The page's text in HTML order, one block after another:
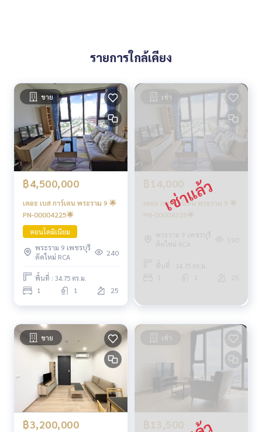
รายการใกล้เคียง
ขาย
฿4,500,000
เดอะ เบส การ์เดน พระราม 9 🌟
PN-00004225🌟
คอนโดมิเนียม
พระราม 9 เพชรบุรี
ตัดใหม่ RCA
240
พื้นที่ : 34.75 ตร.ม.
1 1 25
เช่า
฿14,000
เดอะ เบส การ์เดน พระราม 9 🌟
PN-00004225🌟
พระราม 9 เพชรบุรี
ตัดใหม่ RCA
190
พื้นที่ : 34.75 ตร.ม.
25
ขาย
฿3,200,000
เช่า
฿13,500